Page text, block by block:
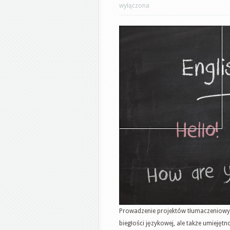
wyłączona
Prowadzenie projektów
biegłości językowej, ale także